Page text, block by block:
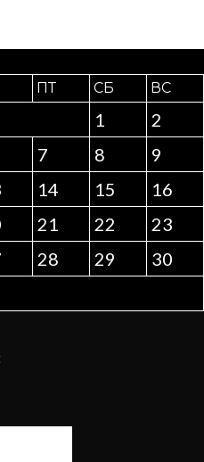
ПТ СБ ВС
1
2
7 8
9
14 15
16
21 22
23
28 29
30